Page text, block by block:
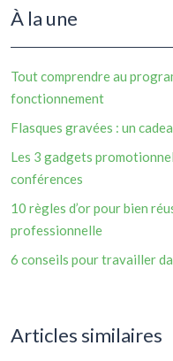
À la une
Tout comprendre au
fonctionnement
Flasques gravées : un
Les 3 gadgets
conférences
10 règles d’or pour bien
professionnelle
6 conseils pour travailler
Articles similaires